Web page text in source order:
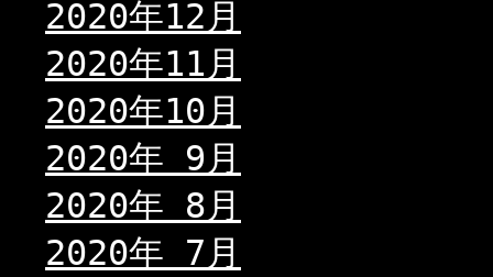
2020年12月
2020年11月
2020年10月
2020年 9月
2020年 8月
2020年 7月